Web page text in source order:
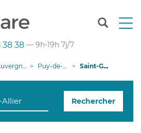
T
n
g
38 38 — 9h-19h 7j/7
Rhône-Alpes Puy-de-Dôme Saint-Georges-sur-Allier
Rechercher